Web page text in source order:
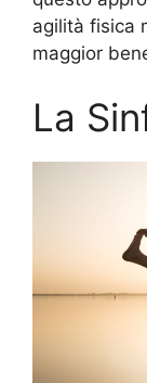
agilità fisica
maggior
La